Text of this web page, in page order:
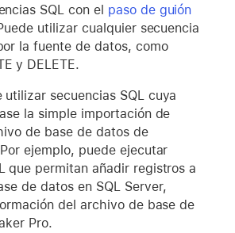
SQL con el paso de guión
utilizar cualquier secuencia
la fuente de datos, como
y DELETE.
utilizar secuencias SQL cuya
la simple importación de
de base de datos de
ejemplo, puede ejecutar
que permitan añadir registros a
de datos en SQL Server,
del archivo de base de
Pro.